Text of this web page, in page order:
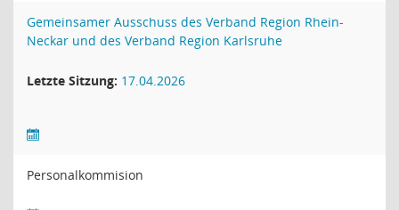
Gemeinsamer Ausschuss des Verband Region Rhein-
Neckar und des Verband Region Karlsruhe
Letzte Sitzung: 17.04.2026
Personalkommision